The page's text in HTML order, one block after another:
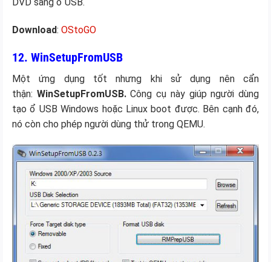
Download: OStoGO
12. WinSetupFromUSB
Một ứng dụng tốt nhưng khi sử dụng nên cẩn
thận: WinSetupFromUSB.Công cụ này giúp người dùng
tạo ổ USB Windows hoặc Linux boot được. Bên cạnh đó,
nó còn cho phép người dùng thử trong QEMU.